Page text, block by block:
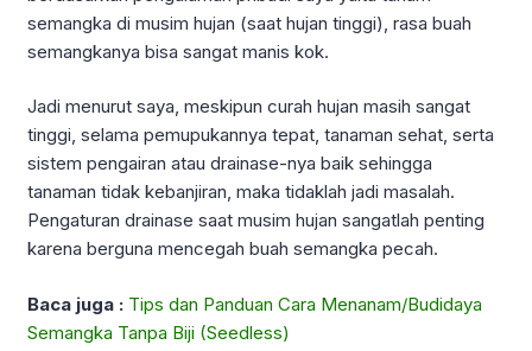
semangka di musim hujan (saat hujan tinggi), rasa buah
semangkanya bisa sangat manis kok.
Jadi menurut saya, meskipun curah hujan masih sangat
tinggi, selama pemupukannya tepat, tanaman sehat, serta
sistem pengairan atau drainase-nya baik sehingga
tanaman tidak kebanjiran, maka tidaklah jadi masalah.
Pengaturan drainase saat musim hujan sangatlah penting
karena berguna mencegah buah semangka pecah.
Baca juga : Tips dan Panduan Cara Menanam/Budidaya
Semangka Tanpa Biji (Seedless)